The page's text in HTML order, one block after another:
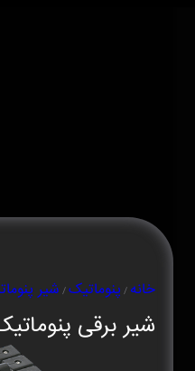
خانه / پنوماتیک / شیر
شیر برقی